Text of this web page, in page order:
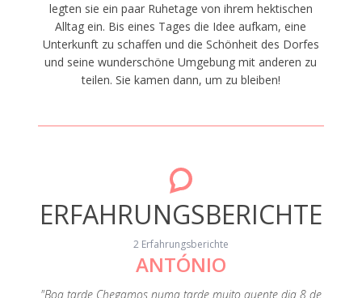
legten sie ein paar Ruhetage von ihrem hektischen
Alltag ein. Bis eines Tages die Idee aufkam, eine
Unterkunft zu schaffen und die Schönheit des Dorfes
und seine wunderschöne Umgebung mit anderen zu
teilen. Sie kamen dann, um zu bleiben!
ERFAHRUNGSBERICHTE
2 Erfahrungsberichte
ANTÓNIO
"Boa tarde Chegamos numa tarde muito quente dia 8 de